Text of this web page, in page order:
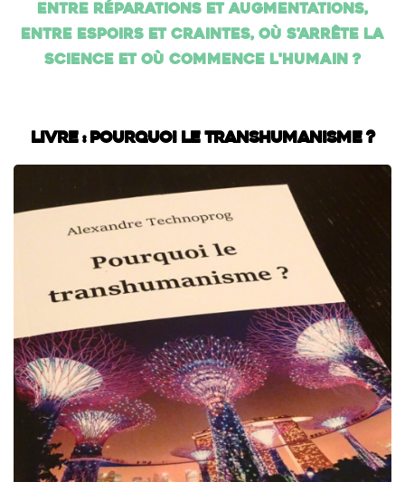
Entre réparations et augmentations,
entre espoirs et craintes, où s'arrête la
science et où commence l'humain ?
Livre : Pourquoi le transhumanisme ?